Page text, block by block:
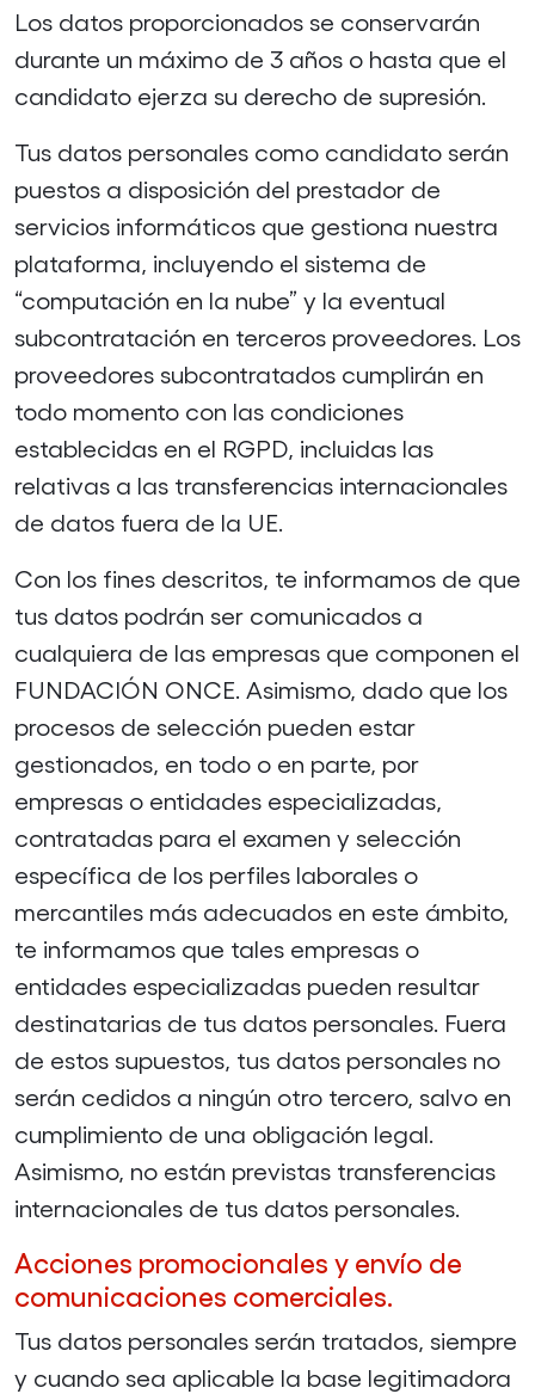
Los datos proporcionados se conservarán
durante un máximo de 3 años o hasta que el
candidato ejerza su derecho de supresión.
Tus datos personales como candidato serán
puestos a disposición del prestador de
servicios informáticos que gestiona nuestra
plataforma, incluyendo el sistema de
“computación en la nube” y la eventual
subcontratación en terceros proveedores. Los
proveedores subcontratados cumplirán en
todo momento con las condiciones
establecidas en el RGPD, incluidas las
relativas a las transferencias internacionales
de datos fuera de la UE.
Con los fines descritos, te informamos de que
tus datos podrán ser comunicados a
cualquiera de las empresas que componen el
FUNDACIÓN ONCE. Asimismo, dado que los
procesos de selección pueden estar
gestionados, en todo o en parte, por
empresas o entidades especializadas,
contratadas para el examen y selección
específica de los perfiles laborales o
mercantiles más adecuados en este ámbito,
te informamos que tales empresas o
entidades especializadas pueden resultar
destinatarias de tus datos personales. Fuera
de estos supuestos, tus datos personales no
serán cedidos a ningún otro tercero, salvo en
cumplimiento de una obligación legal.
Asimismo, no están previstas transferencias
internacionales de tus datos personales.
Acciones promocionales y envío de
comunicaciones comerciales.
Tus datos personales serán tratados, siempre
y cuando sea aplicable la base legitimadora